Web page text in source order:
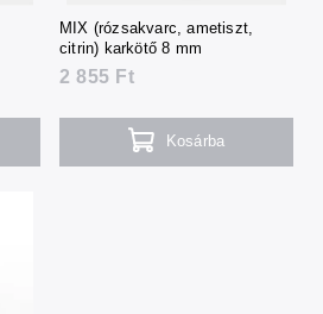
MIX (rózsakvarc, ametiszt,
citrin) karkötő 8 mm
2 855 Ft
Kosárba